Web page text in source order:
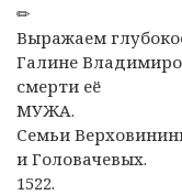
✏
Выражаем
Галине
смерти её
МУЖА.
Семьи
и Головачевых.
1522.